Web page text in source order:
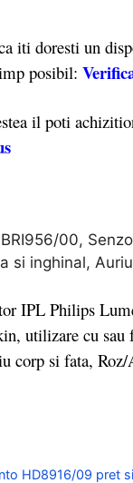
doresti un
posibil:
il poti
HD8916/09 pret